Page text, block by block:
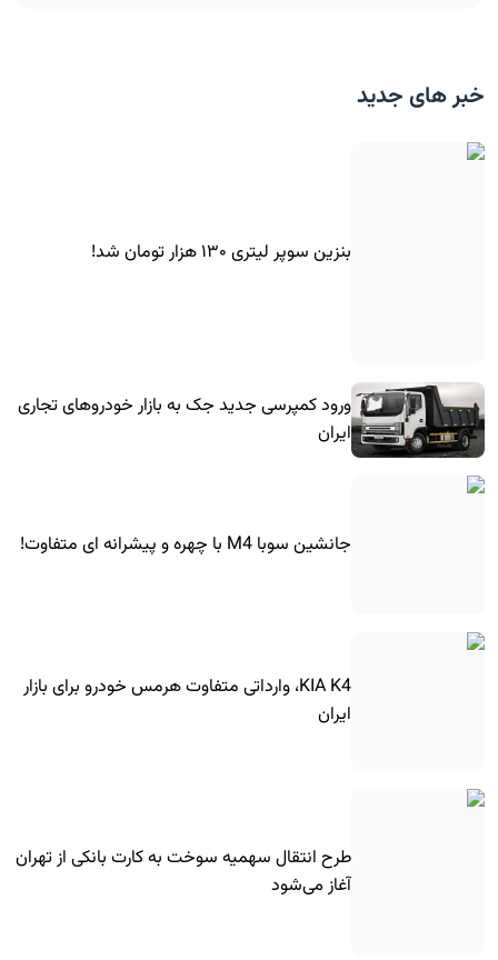
خبر های جدید
بنزین سوپر لیتری ۱۳۰ هزار تومان شد!
ورود کمپرسی جدید جک به بازار خودروهای تجاری
ایران
جانشین سوبا M4 با چهره و پیشرانه ای متفاوت!
KIA K4، وارداتی متفاوت هرمس خودرو برای بازار
ایران
طرح انتقال سهمیه سوخت به کارت بانکی از تهران
آغاز می‌شود